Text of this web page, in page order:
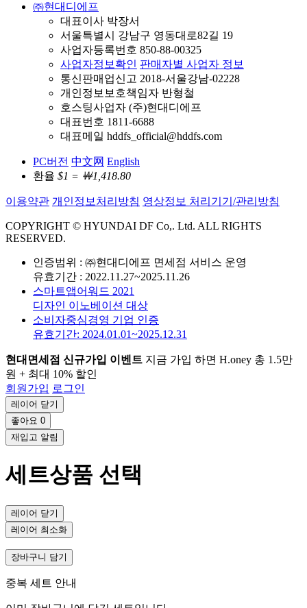
㈜현대디에프
대표이사 박장서
서울특별시 강남구 영동대로82길 19
사업자등록번호 850-88-00325
사업자정보확인 판매자별 사업자 정보
통신판매업신고 2018-서울강남-02228
개인정보보호책임자 반형철
호스팅사업자 (주)현대디에프
대표번호 1811-6688
대표메일 hddfs_official@hddfs.com
PC버전 中文网 English
환율 $1 = ￦1,418.80
이용약관 개인정보처리방침 영상정보 처리기기/관리방침
COPYRIGHT © HYUNDAI DF Co,. Ltd. ALL RIGHTS
RESERVED.
인증범위 : ㈜현대디에프 면세점 서비스 운영
유효기간 : 2022.11.27~2025.11.26
스마트앱어워드 2021
디자인 이노베이션 대상
소비자중심경영 기업 인증
유효기간: 2024.01.01~2025.12.31
현대면세점 신규가입 이벤트 지금 가입 하면 H.oney 총 1.5만
원 + 최대 10% 할인
회원가입 로그인
레이어 닫기
좋아요 0
재입고 알림
세트상품 선택
레이어 닫기
레이어 최소화
장바구니 담기
중복 세트 안내